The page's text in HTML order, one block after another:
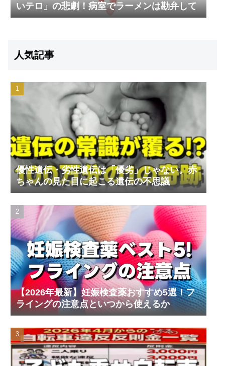
いテロ」の悲劇！病室でラーメンは勘弁して
人気記事
優性遺伝・劣性遺伝は「優劣」じゃない。赤
ちゃんの見た目に起こる遺伝の不思議
【2026年最新】妊娠検査薬おすすめ5選！フ
ライングの注意点といつから使えるか